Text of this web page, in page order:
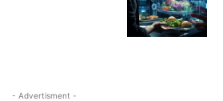
- Advertisment -